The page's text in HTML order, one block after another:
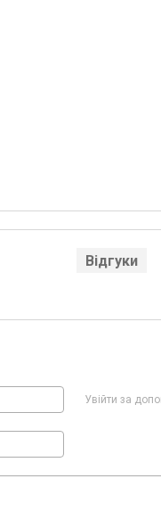
Відгуки
Увійти за